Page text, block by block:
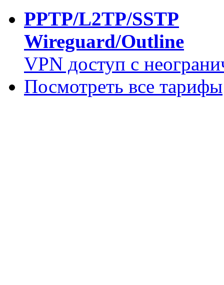
PPTP/L2TP/SSTP
Wireguard/Outline
VPN доступ с
Посмотреть все тарифы